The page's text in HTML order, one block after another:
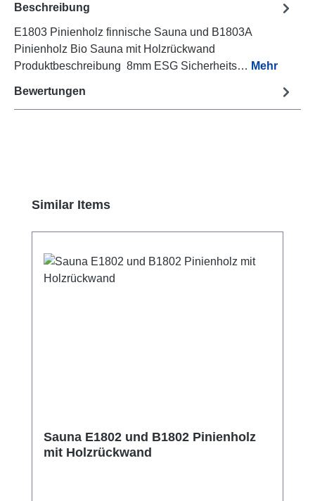
Beschreibung
E1803 Pinienholz finnische Sauna und B1803A
Pinienholz Bio Sauna mit Holzrückwand
Produktbeschreibung 8mm ESG Sicherheits… Mehr
Bewertungen
Produktgalerie überspringen
Similar Items
Sauna E1802 und B1802 Pinienholz
mit Holzrückwand